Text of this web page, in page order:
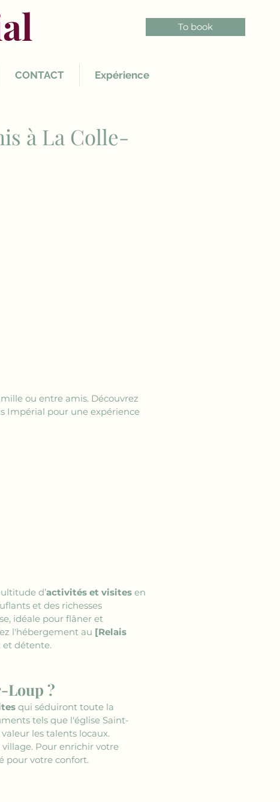
To book
CONTACT Expérience
à La Colle-
ou entre amis. Découvrez
Impérial pour une expérience
d’activités et visites en
et des richesses
idéale pour flâner et
l'hébergement au [Relais
et détente.
Loup ?
qui séduiront toute la
tels que l'église Saint-
les talents locaux.
Pour enrichir votre
pour votre confort.